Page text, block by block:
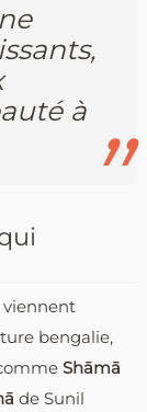
à
viennent
bengalie,
Shāmā
de Sunil